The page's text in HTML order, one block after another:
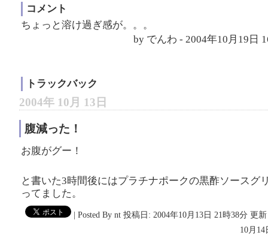
コメント
ちょっと溶け過ぎ感が。。。
by でんわ - 2004年10月19日
トラックバック
2004年 10月 13日
腹減った！
お腹がグー！
と書いた3時間後にはプラチナポークの黒酢ソースグ
ってました。
| Posted By nt 投稿日: 2004年10月13日 21時38分 更
10月14